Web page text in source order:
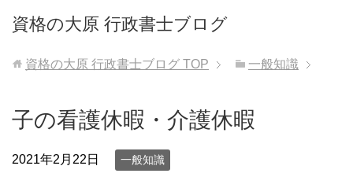
資格の大原 行政書士ブログ
資格の大原 行政書士ブログ TOP 一般知識
子の看護休暇・介護休暇
2021年2月22日 一般知識